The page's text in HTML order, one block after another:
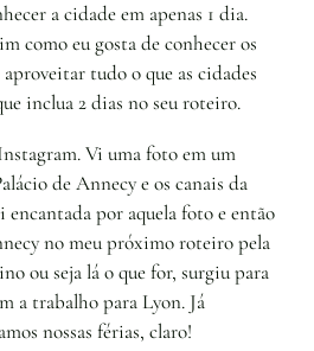
a cidade em apenas 1 dia.
como eu gosta de conhecer os
tudo o que as cidades
inclua 2 dias no seu roteiro.
Vi uma foto em um
de Annecy e os canais da
por aquela foto e então
no meu próximo roteiro pela
ou seja lá o que for, surgiu para
a trabalho para Lyon. Já
nossas férias, claro!